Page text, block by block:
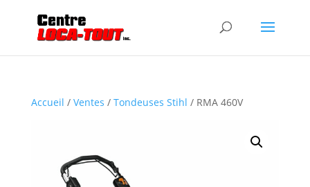
Accueil / Ventes / Tondeuses Stihl / RMA 460V